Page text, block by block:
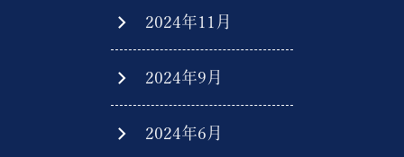
2024年11月
2024年9月
2024年6月